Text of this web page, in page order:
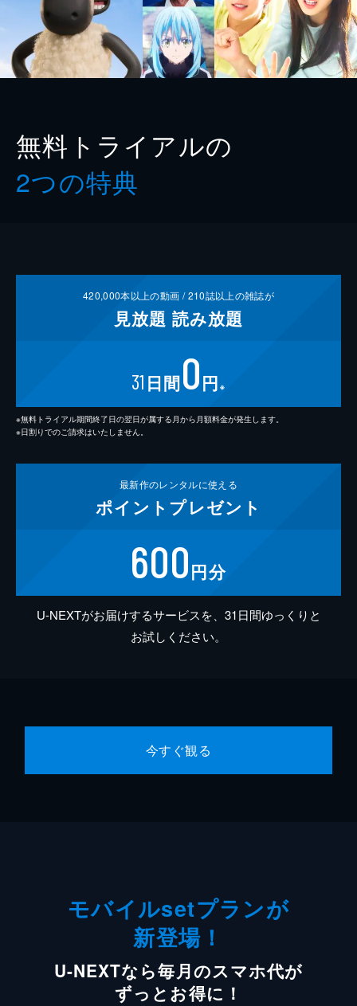
無料トライアルの
2つの特典
420,000本以上の動画 /210誌以上の雑誌が
見放題 読み放題
31 日間0円 ※
※無料トライアル期間終了日の翌日が属する月から月額料金が発生します。
※日割りでのご請求はいたしません。
最新作のレンタルに使える
ポイント プレゼント
600円分
U-NEXTがお届けするサービスを、31日間ゆっくりと
お試しください。
今すぐ観る
モバイルsetプランが
新登場！
U-NEXTなら毎月のスマホ代が
ずっとお得に！